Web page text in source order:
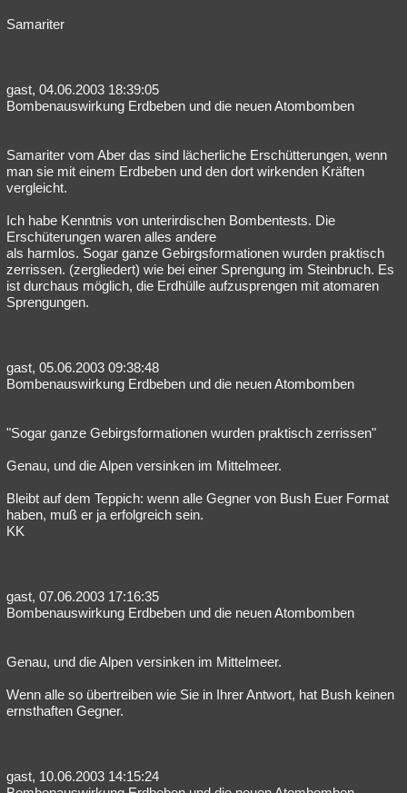
Samariter
gast, 04.06.2003 18:39:05
Bombenauswirkung Erdbeben und die neuen Atombomben
Samariter vom Aber das sind lächerliche Erschütterungen, wenn
man sie mit einem Erdbeben und den dort wirkenden Kräften
vergleicht.
Ich habe Kenntnis von unterirdischen Bombentests. Die
Erschüterungen waren alles andere
als harmlos. Sogar ganze Gebirgsformationen wurden praktisch
zerrissen. (zergliedert) wie bei einer Sprengung im Steinbruch. Es
ist durchaus möglich, die Erdhülle aufzusprengen mit atomaren
Sprengungen.
gast, 05.06.2003 09:38:48
Bombenauswirkung Erdbeben und die neuen Atombomben
"Sogar ganze Gebirgsformationen wurden praktisch zerrissen"
Genau, und die Alpen versinken im Mittelmeer.
Bleibt auf dem Teppich: wenn alle Gegner von Bush Euer Format
haben, muß er ja erfolgreich sein.
KK
gast, 07.06.2003 17:16:35
Bombenauswirkung Erdbeben und die neuen Atombomben
Genau, und die Alpen versinken im Mittelmeer.
Wenn alle so übertreiben wie Sie in Ihrer Antwort, hat Bush keinen
ernsthaften Gegner.
gast, 10.06.2003 14:15:24